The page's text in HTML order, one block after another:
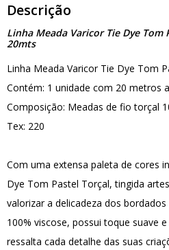
Descrição
Linha Meada Varicor Tie Dye Tom
20mts
Linha Meada Varicor Tie Dye Tom
Contém: 1 unidade com 20 metros
Composição: Meadas de fio torçal
Tex: 220
Com uma extensa paleta de cores
Dye Tom Pastel Torçal, tingida
valorizar a delicadeza dos
100% viscose, possui toque suave
ressalta cada detalhe das suas